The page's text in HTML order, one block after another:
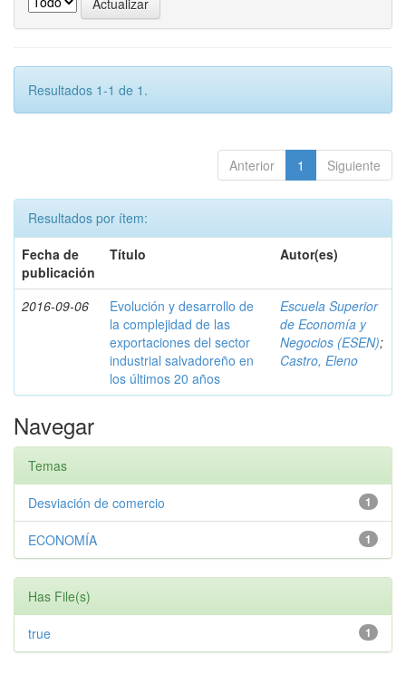
Resultados 1-1 de 1.
Anterior 1 Siguiente
Resultados por ítem:
Fecha de
publicación
Título Autor(es)
2016-09-06
Evolución y desarrollo de
la complejidad de las
exportaciones del sector
industrial salvadoreño en
los últimos 20 años
Escuela Superior
de Economía y
Negocios (ESEN);
Castro, Eleno
Navegar
Temas
1
Desviación de comercio
1
ECONOMÍA
Has File(s)
1
true